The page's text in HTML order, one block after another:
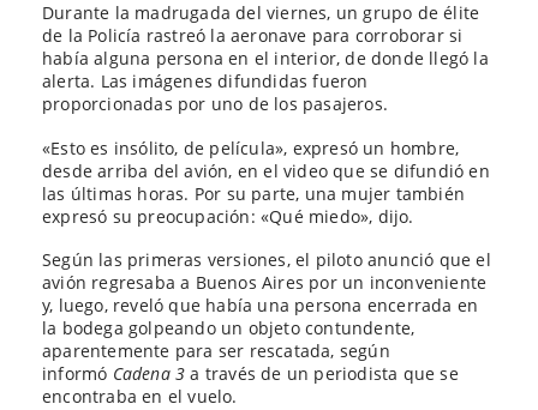
Durante la madrugada del viernes, un grupo de élite
de la Policía rastreó la aeronave para corroborar si
había alguna persona en el interior, de donde llegó la
alerta. Las imágenes difundidas fueron
proporcionadas por uno de los pasajeros.
«Esto es insólito, de película», expresó un hombre,
desde arriba del avión, en el video que se difundió en
las últimas horas. Por su parte, una mujer también
expresó su preocupación: «Qué miedo», dijo.
Según las primeras versiones, el piloto anunció que el
avión regresaba a Buenos Aires por un inconveniente
y, luego, reveló que había una persona encerrada en
la bodega golpeando un objeto contundente,
aparentemente para ser rescatada, según
informó Cadena 3 a través de un periodista que se
encontraba en el vuelo.